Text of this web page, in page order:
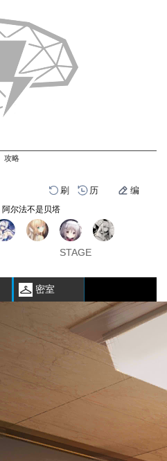
攻略
刷 历 编
阿尔法不是贝塔
密室
1
STAGE
2
STAGE
3
STAGE